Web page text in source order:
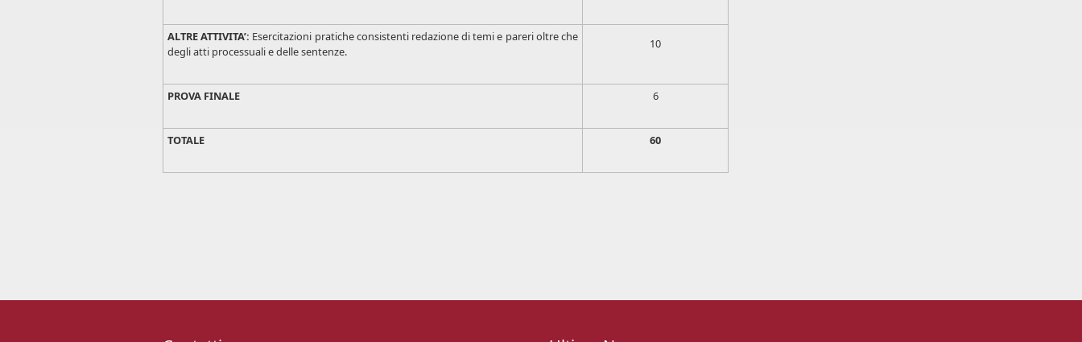
ALTRE ATTIVITA’: Esercitazioni pratiche consistenti redazione di temi e pareri oltre che
degli atti processuali e delle sentenze.
10
PROVA FINALE 6
TOTALE 60